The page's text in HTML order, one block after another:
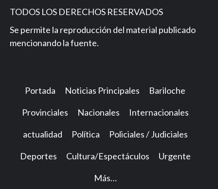
TODOS LOS DERECHOS RESERVADOS
Se permite la reproducción del material publicado
mencionando la fuente.
Portada Noticias Principales Bariloche
Provinciales Nacionales Internacionales
actualidad Política Policiales / Judiciales
Deportes Cultura/Espectáculos Urgente
Más…